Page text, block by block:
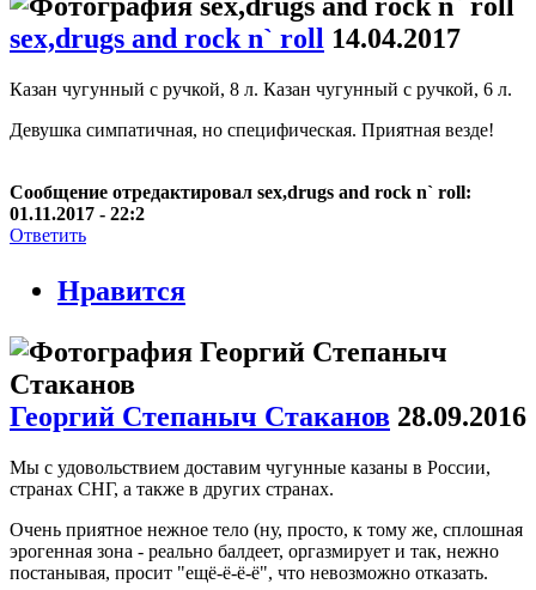
sex,drugs and rock n` roll 14.04.2017
Казан чугунный с ручкой, 8 л. Казан чугунный с ручкой, 6 л.
Девушка симпатичная, но специфическая. Приятная везде!
Сообщение отредактировал sex,drugs and rock n` roll:
01.11.2017 - 22:2
Ответить
Нравится
Георгий Степаныч Стаканов 28.09.2016
Мы с удовольствием доставим чугунные казаны в России,
странах СНГ, а также в других странах.
Очень приятное нежное тело (ну, просто, к тому же, сплошная
эрогенная зона - реально балдеет, оргазмирует и так, нежно
постанывая, просит "ещё-ё-ё-ё", что невозможно отказать.